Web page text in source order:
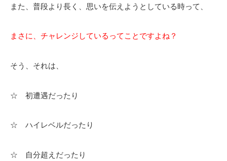
また、普段より長く、思いを伝えようとしている時って、
まさに、チャレンジしているってことですよね？
そう、それは、
☆ 初遭遇だったり
☆ ハイレベルだったり
☆ 自分超えだったり